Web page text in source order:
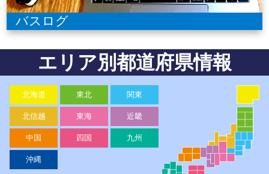
バスログ
エリア別都道府県情報
北海道
北海道
東北
青森県
岩手県
秋田県
山形県
宮城県
福島県
関東
群馬県
栃木県
茨城県
千葉県
埼玉県
東京都
神奈川県
山梨県
北信越
新潟県
富山県
石川県
福井県
長野県
東海
静岡県
愛知県
岐阜県
三重県
近畿
滋賀県
京都府
奈良県
和歌山県
大阪府
兵庫県
中国
岡山県
鳥取県
島根県
広島県
山口県
四国 九州
沖縄